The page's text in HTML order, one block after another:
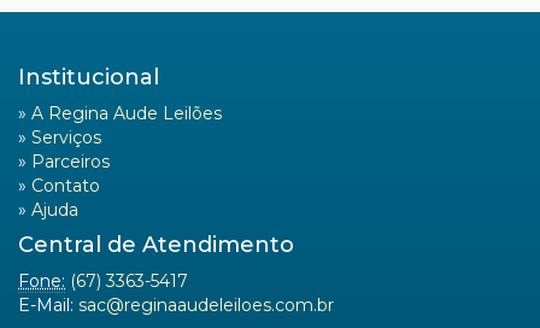
Institucional
» A Regina Aude Leilões
» Serviços
» Parceiros
» Contato
» Ajuda
Central de Atendimento
Fone: (67) 3363-5417
E-Mail: sac@reginaaudeleiloes.com.br